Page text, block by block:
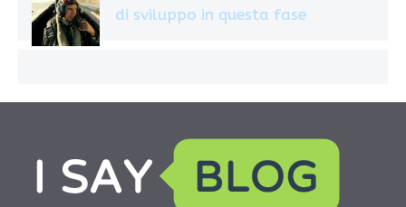
di sviluppo in questa fase